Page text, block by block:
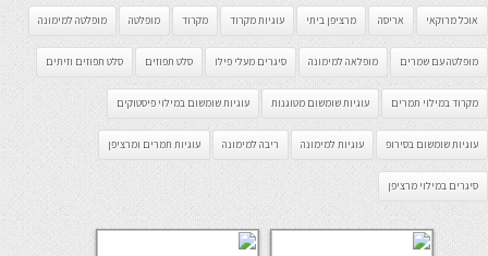
אוכל מרוקאי אריסה מרציפן ביתי עוגיות מקרוד מקרוד מופלטה מופלטה למימונה
מופלטה עם שמרים מופלאה למימונה סיגרים מעלי פילו סלט תפוזים סלט תפוזים וזיתים
מקרוד במילוי תמרים עוגיות שומשום מטוגנות עוגיות שומשום במילוי פיסטוקים
עוגיות שומשום בסירופ עוגיות למימונה ריבה למימונה עוגיות תמרים ומרציפן
סיגרים במילוי מרציפן